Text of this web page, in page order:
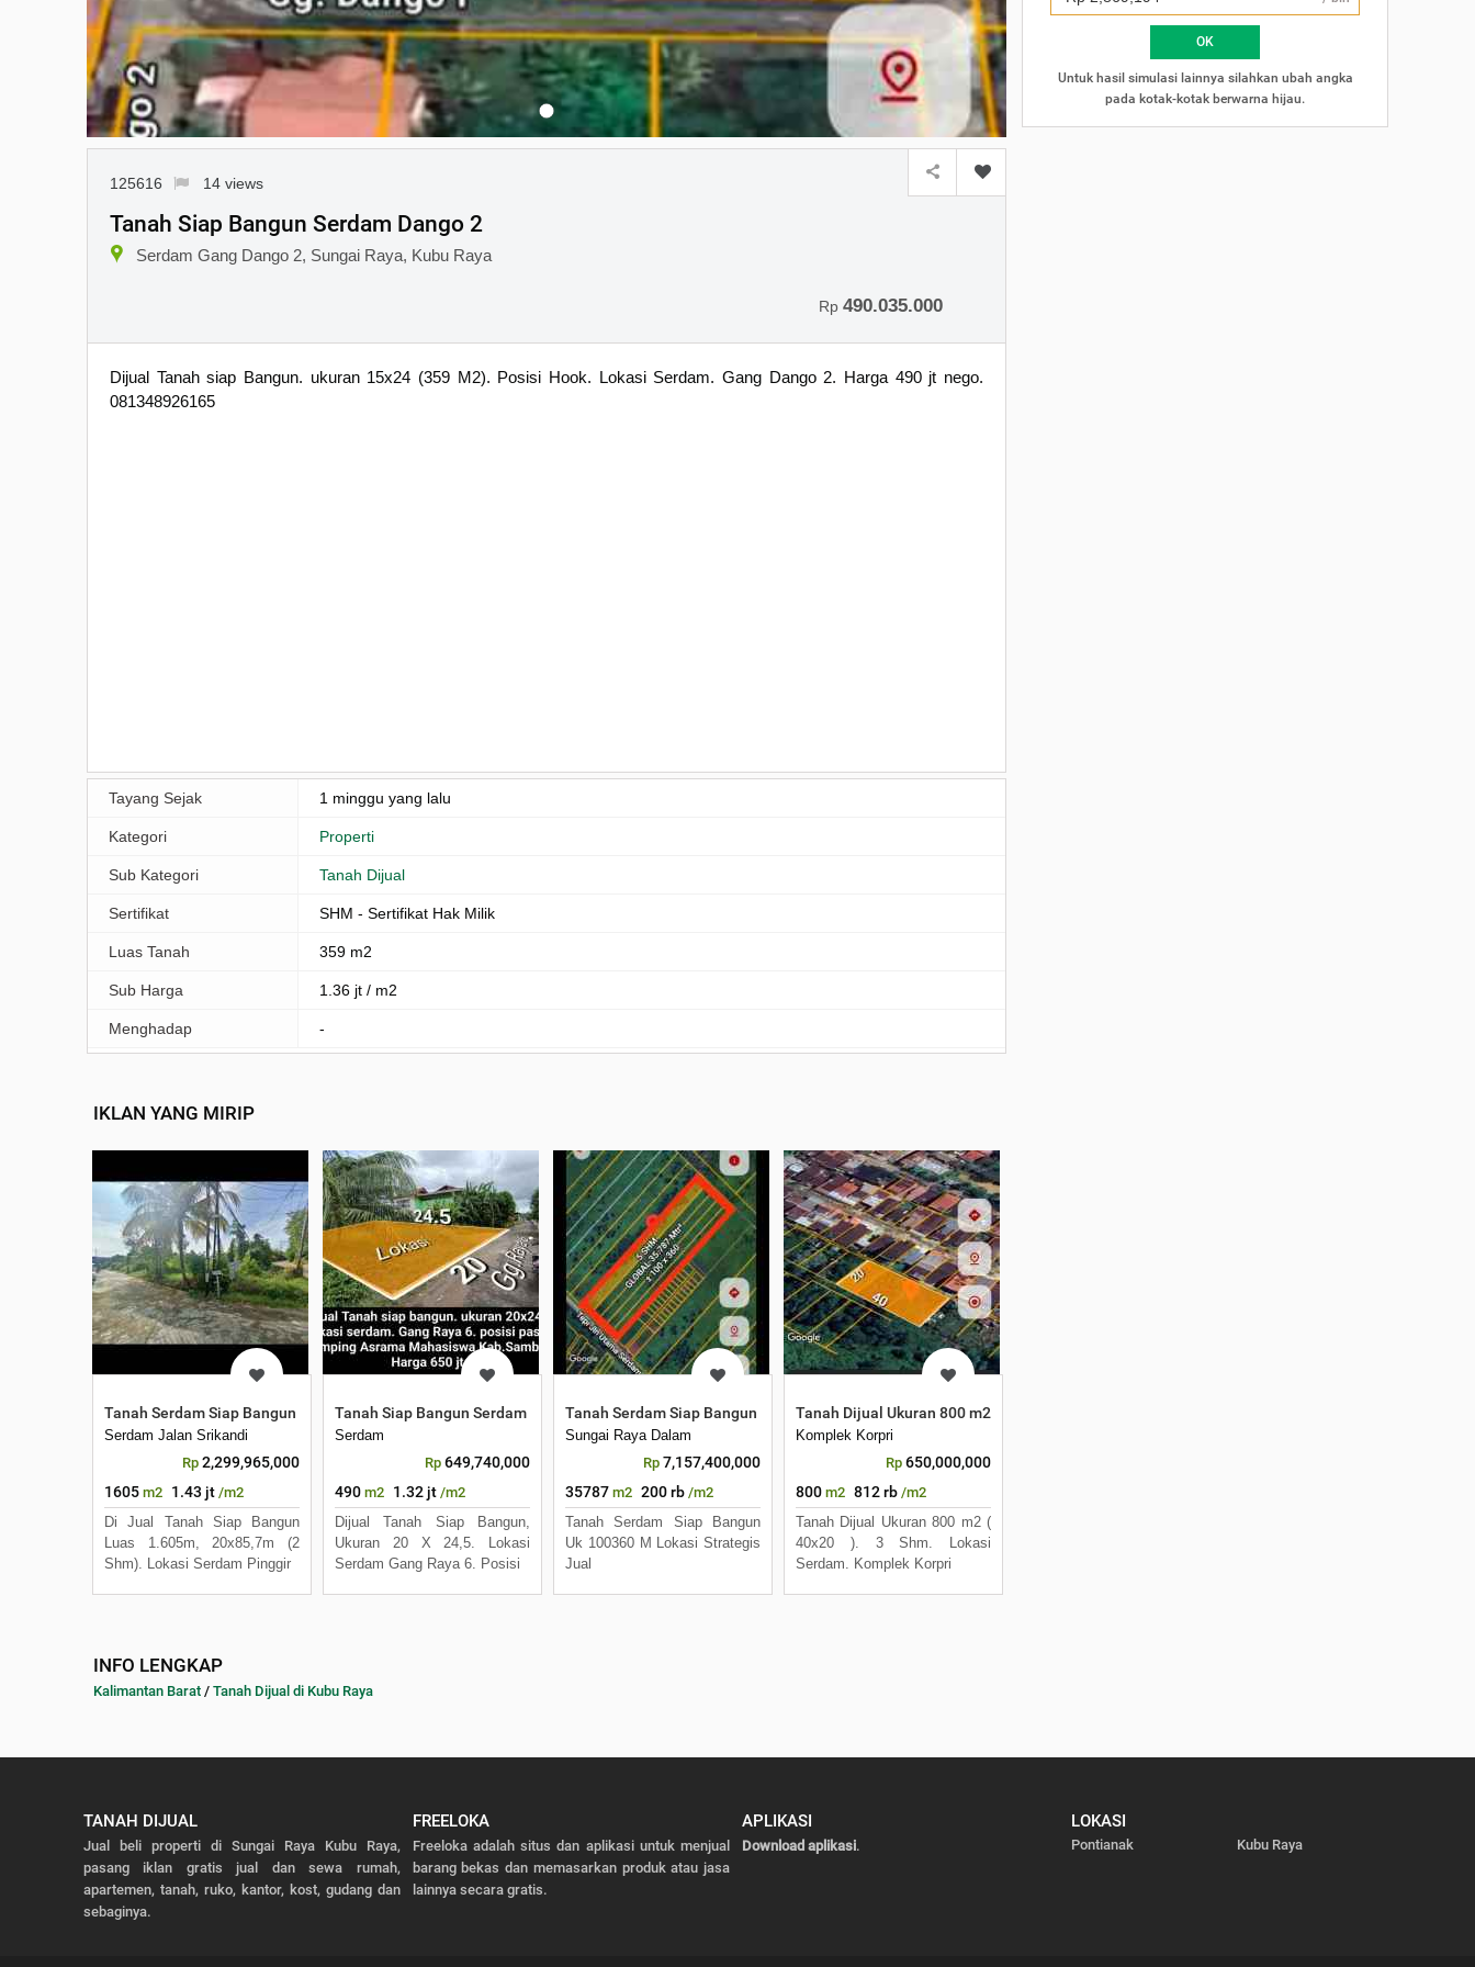
125616 14 views
Tanah Siap Bangun Serdam Dango 2
Serdam Gang Dango 2, Sungai Raya, Kubu Raya
Rp 490.035.000
Dijual Tanah siap Bangun. ukuran 15x24 (359 M2). Posisi Hook. Lokasi Serdam. Gang Dango 2. Harga 490 jt nego.
081348926165
Tayang Sejak 1 minggu yang lalu
Kategori Properti
Sub Kategori Tanah Dijual
Sertifikat SHM - Sertifikat Hak Milik
Luas Tanah 359 m2
Sub Harga 1.36 jt / m2
Menghadap -
IKLAN YANG MIRIP
Tanah Serdam Siap Bangun Perumahan. Pinggir Jln Srikandi
Serdam Jalan Srikandi
Rp 2,299,965,000
1605 m2 1.43 jt /m2
Di Jual Tanah Siap Bangun
Luas 1.605m, 20x85,7m (2
Shm). Lokasi Serdam Pinggir
Tanah Siap Bangun Serdam Gang Raya 6
Serdam
Rp 649,740,000
490 m2 1.32 jt /m2
Dijual Tanah Siap Bangun,
Ukuran 20 X 24,5. Lokasi
Serdam Gang Raya 6. Posisi
Tanah Serdam Siap Bangun UK 100 360 M Lokasi Strategis Jual 200rb
Sungai Raya Dalam
Rp 7,157,400,000
35787 m2 200 rb /m2
Tanah Serdam Siap Bangun
Uk 100360 M Lokasi Strategis
Jual
Tanah Dijual Ukuran 800 m2 40x20 3 SHM. Lokasi Serdam. Korpri
Komplek Korpri
Rp 650,000,000
800 m2 812 rb /m2
Tanah Dijual Ukuran 800 m2 (
40x20 ). 3 Shm. Lokasi
Serdam. Komplek Korpri
INFO LENGKAP
Kalimantan Barat / Tanah Dijual di Kubu Raya
OK
Untuk hasil simulasi lainnya silahkan ubah angka
pada kotak-kotak berwarna hijau.
TANAH DIJUAL
Jual beli properti di Sungai Raya Kubu Raya,
pasang iklan gratis jual dan sewa rumah,
apartemen, tanah, ruko, kantor, kost, gudang dan
sebaginya.
FREELOKA
Freeloka adalah situs dan aplikasi untuk menjual
barang bekas dan memasarkan produk atau jasa
lainnya secara gratis.
APLIKASI
Download aplikasi.
LOKASI
Pontianak Kubu Raya